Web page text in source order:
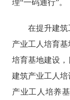
理“一码通行”。
在提升建
产业工人培育
培育基地建设
建筑产业工人
产业工人培养